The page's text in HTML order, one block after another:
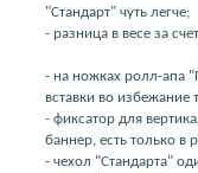
"Стандарт" чуть легче;
- разница в весе за
- на ножках ролл-апа
вставки во избежание
- фиксатор для
баннер, есть только
- чехол "Стандарта"